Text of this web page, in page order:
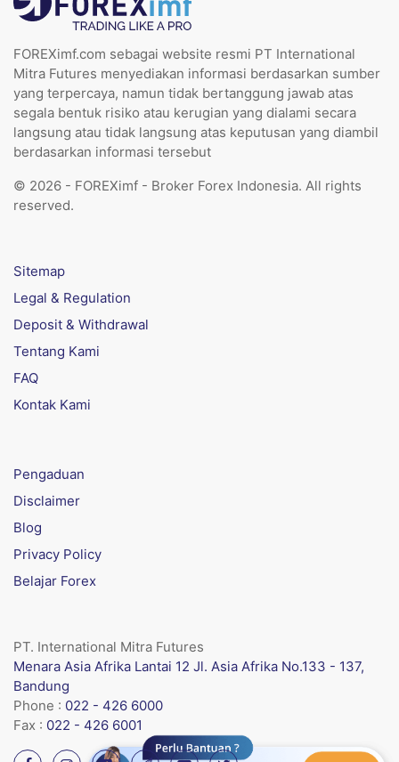
FOREXimf.com sebagai website resmi PT International
Mitra Futures menyediakan informasi berdasarkan sumber
yang terpercaya, namun tidak bertanggung jawab atas
segala bentuk risiko atau kerugian yang dialami secara
langsung atau tidak langsung atas keputusan yang diambil
berdasarkan informasi tersebut
© 2026 - FOREXimf - Broker Forex Indonesia. All rights
reserved.
Sitemap
Legal & Regulation
Deposit & Withdrawal
Tentang Kami
FAQ
Kontak Kami
Pengaduan
Disclaimer
Blog
Privacy Policy
Belajar Forex
PT. International Mitra Futures
Menara Asia Afrika Lantai 12 Jl. Asia Afrika No.133 - 137,
Bandung
Phone : 022 - 426 6000
Fax : 022 - 426 6001